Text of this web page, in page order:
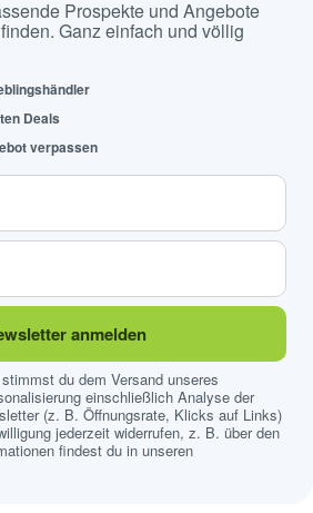
Prospekte und Angebote
Ganz einfach und völlig
Deals
verpassen
anmelden
du dem Versand unseres
einschließlich Analyse der
(z. B. Öffnungsrate, Klicks auf Links)
jederzeit widerrufen, z. B. über den
findest du in unseren